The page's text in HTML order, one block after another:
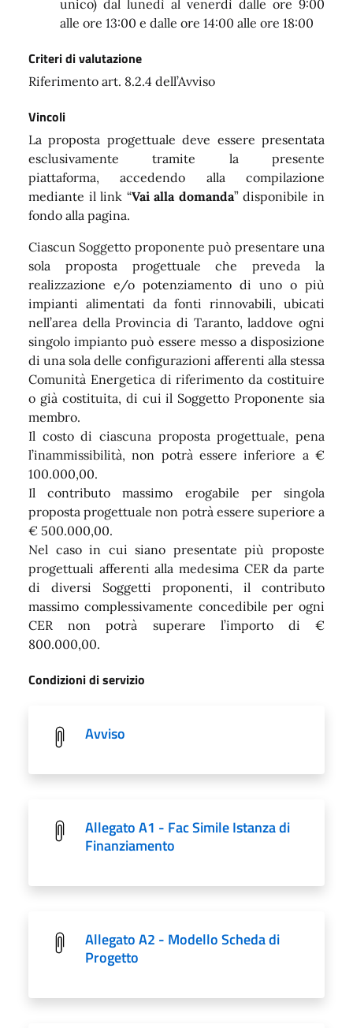
unico) dal lunedì al venerdì dalle ore 9:00
alle ore 13:00 e dalle ore 14:00 alle ore 18:00
Criteri di valutazione
Riferimento art. 8.2.4 dell’Avviso
Vincoli
La proposta progettuale deve essere presentata
esclusivamente tramite la presente
piattaforma, accedendo alla compilazione
mediante il link “Vai alla domanda” disponibile in
fondo alla pagina.
Ciascun Soggetto proponente può presentare una
sola proposta progettuale che preveda la
realizzazione e/o potenziamento di uno o più
impianti alimentati da fonti rinnovabili, ubicati
nell’area della Provincia di Taranto, laddove ogni
singolo impianto può essere messo a disposizione
di una sola delle configurazioni afferenti alla stessa
Comunità Energetica di riferimento da costituire
o già costituita, di cui il Soggetto Proponente sia
membro.
Il costo di ciascuna proposta progettuale, pena
l’inammissibilità, non potrà essere inferiore a €
100.000,00.
Il contributo massimo erogabile per singola
proposta progettuale non potrà essere superiore a
€ 500.000,00.
Nel caso in cui siano presentate più proposte
progettuali afferenti alla medesima CER da parte
di diversi Soggetti proponenti, il contributo
massimo complessivamente concedibile per ogni
CER non potrà superare l’importo di €
800.000,00.
Condizioni di servizio
Avviso
Allegato A1 - Fac Simile Istanza di
Finanziamento
Allegato A2 - Modello Scheda di
Progetto